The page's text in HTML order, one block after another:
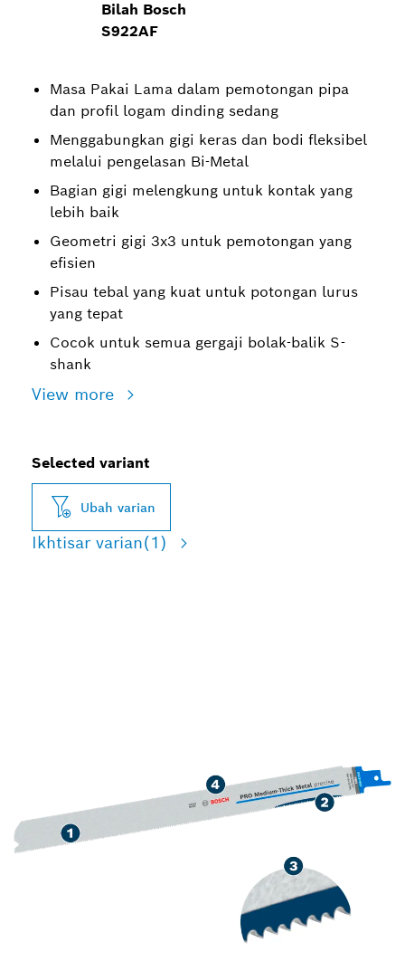
Bilah Bosch
S922AF
Masa Pakai Lama dalam pemotongan pipa
dan profil logam dinding sedang
Menggabungkan gigi keras dan bodi fleksibel
melalui pengelasan Bi-Metal
Bagian gigi melengkung untuk kontak yang
lebih baik
Geometri gigi 3x3 untuk pemotongan yang
efisien
Pisau tebal yang kuat untuk potongan lurus
yang tepat
Cocok untuk semua gergaji bolak-balik S-
shank
View more
Selected variant
Ubah varian
Ikhtisar varian(1)